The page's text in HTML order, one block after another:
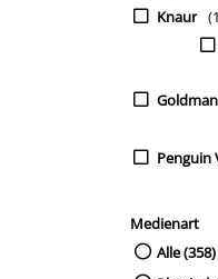
Knaur
Penguin
Medienart
Alle (358)